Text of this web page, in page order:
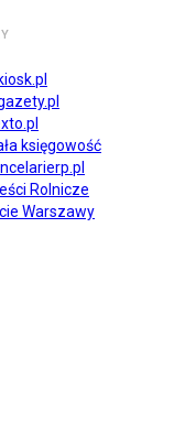
księgowość
Rolnicze
Warszawy